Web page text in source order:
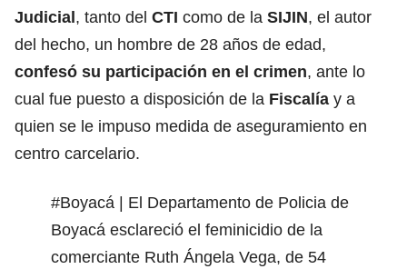
Judicial, tanto del CTI como de la SIJIN, el autor
del hecho, un hombre de 28 años de edad,
confesó su participación en el crimen, ante lo
cual fue puesto a disposición de la Fiscalía y a
quien se le impuso medida de aseguramiento en
centro carcelario.
#Boyacá | El Departamento de Policia de
Boyacá esclareció el feminicidio de la
comerciante Ruth Ángela Vega, de 54